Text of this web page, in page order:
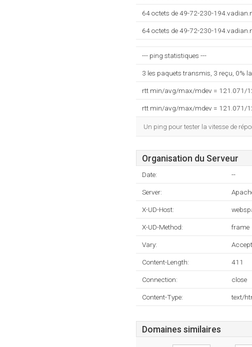
64 octets de 49-72-230-
64 octets de 49-72-230-
--- ping statistiques ---
3 les paquets transmis, 3 reçu, 0%
rtt min/avg/max/mdev = 121.071/
rtt min/avg/max/mdev = 121.071/
Un ping pour tester la vitesse de
Organisation du Serveur
Date: --
Server:
X-UD-Host:
X-UD-Method: frame
Vary:
Content-Length: 411
Connection: close
Content-Type: text/
Domaines similaires